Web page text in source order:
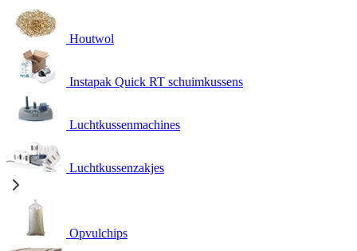
Houtwol
Instapak Quick RT schuimkussens
Luchtkussenmachines
Luchtkussenzakjes
Opvulchips